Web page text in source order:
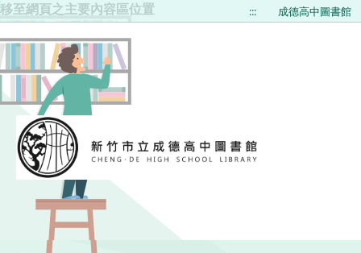
移至網頁之主要內容區位置 ::: 成德高中圖書館